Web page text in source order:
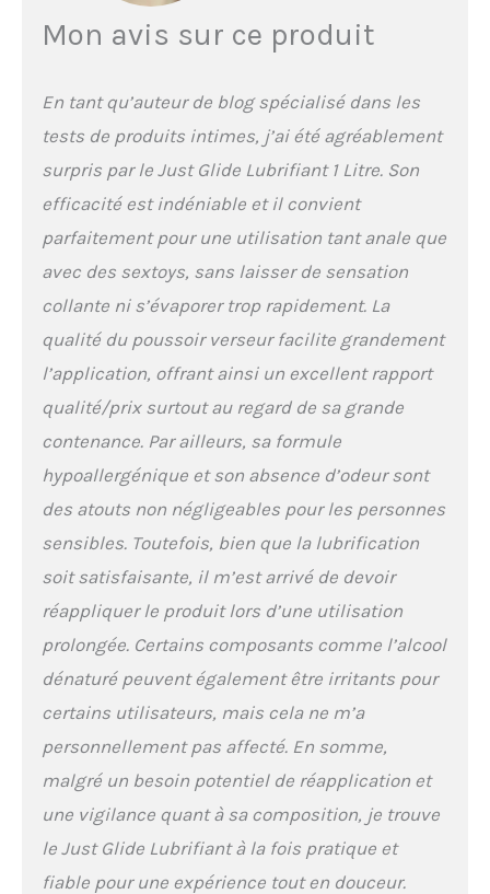
Mon avis sur ce produit
En tant qu’auteur de blog spécialisé dans les
tests de produits intimes, j’ai été agréablement
surpris par le Just Glide Lubrifiant 1 Litre. Son
efficacité est indéniable et il convient
parfaitement pour une utilisation tant anale que
avec des sextoys, sans laisser de sensation
collante ni s’évaporer trop rapidement. La
qualité du poussoir verseur facilite grandement
l’application, offrant ainsi un excellent rapport
qualité/prix surtout au regard de sa grande
contenance. Par ailleurs, sa formule
hypoallergénique et son absence d’odeur sont
des atouts non négligeables pour les personnes
sensibles. Toutefois, bien que la lubrification
soit satisfaisante, il m’est arrivé de devoir
réappliquer le produit lors d’une utilisation
prolongée. Certains composants comme l’alcool
dénaturé peuvent également être irritants pour
certains utilisateurs, mais cela ne m’a
personnellement pas affecté. En somme,
malgré un besoin potentiel de réapplication et
une vigilance quant à sa composition, je trouve
le Just Glide Lubrifiant à la fois pratique et
fiable pour une expérience tout en douceur.